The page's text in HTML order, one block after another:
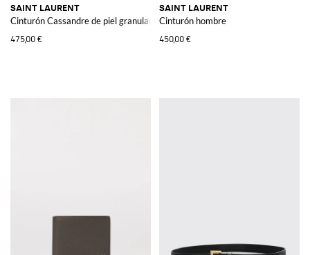
SAINT LAURENT
Cinturón Cassandre de piel granulada
475,00 €
SAINT LAURENT
Cinturón hombre
450,00 €